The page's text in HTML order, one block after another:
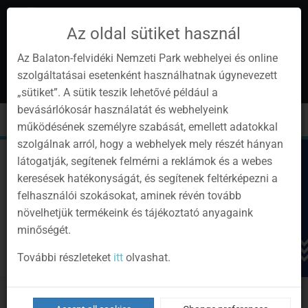
Instagram
YoutubeFacebookProgramok
Newsletter
en
Toggle
cart
Toggle
navigation
Sign
in
Az oldal sütiket használ
Az Balaton-felvidéki Nemzeti Park webhelyei és online
szolgáltatásai esetenként használhatnak úgynevezett
„sütiket”. A sütik teszik lehetővé például a
bevásárlókosár használatát és webhelyeink
működésének személyre szabását, emellett adatokkal
szolgálnak arról, hogy a webhelyek mely részét hányan
látogatják, segítenek felmérni a reklámok és a webes
keresések hatékonyságát, és segítenek feltérképezni a
felhasználói szokásokat, aminek révén tovább
növelhetjük termékeink és tájékoztató anyagaink
minőségét.
További részleteket ittolvashat.